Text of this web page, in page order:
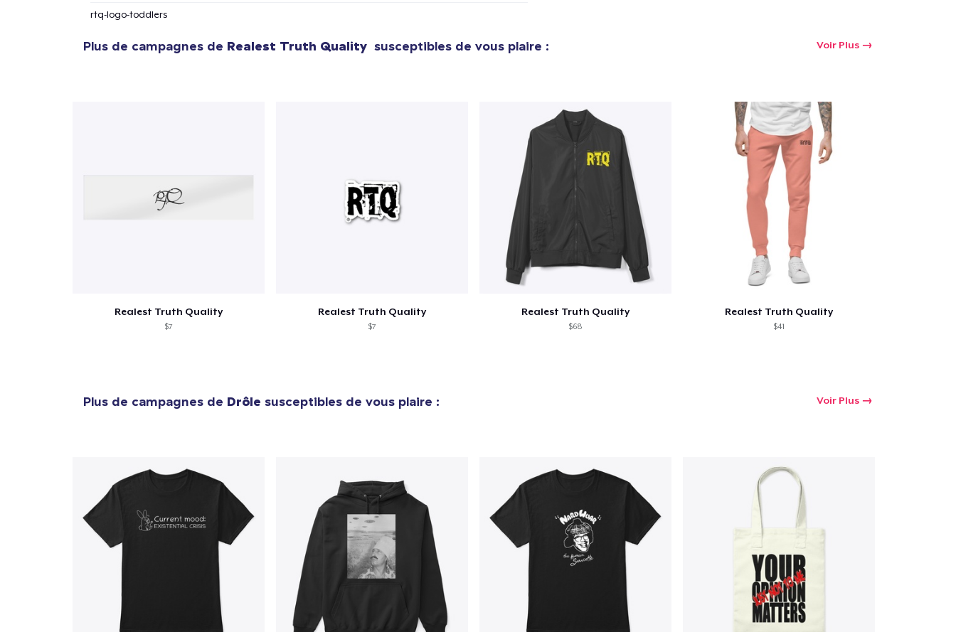
rtq-logo-toddlers
Plus de campagnes de Realest Truth Quality susceptibles de vous plaire : Voir Plus
Realest Truth Quality
$7
Realest Truth Quality
$7
Realest Truth Quality
$68
Realest Truth Quality
$41
Plus de campagnes de Drôle susceptibles de vous plaire : Voir Plus
article ajouté au Voir le Panier
Procéder à la
Continuer Mes Achats
Comfort Tee
23,99 $US
Next Level 3600 | Premium Ring-Spun Cotton T-Shirt
24,99 $US